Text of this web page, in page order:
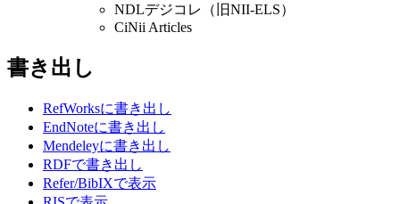
NDLデジコレ（旧NII-ELS）
CiNii Articles
書き出し
RefWorksに書き出し
EndNoteに書き出し
Mendeleyに書き出し
RDFで書き出し
Refer/BibIXで表示